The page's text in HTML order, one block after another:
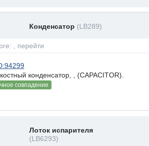
Конденсатор (LB289)
, перейти
конденсатор, , (CAPACITOR).
совпадение
Лоток испарителя
(LB6293)